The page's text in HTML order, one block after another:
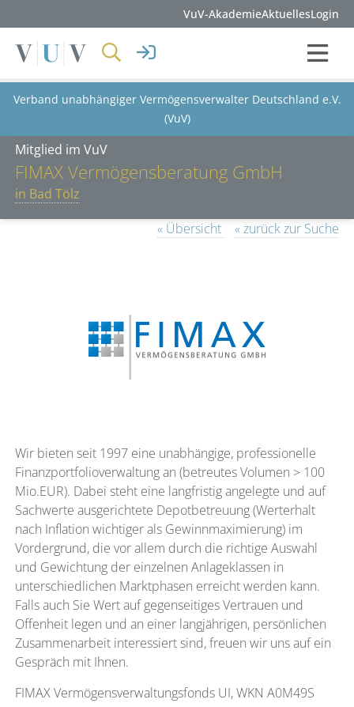
VuV-AkademieAktuellesLogin
Verband unabhängiger Vermögensverwalter Deutschland e.V.
(VuV)
Mitglied im VuV
FIMAX Vermögensberatung GmbH
in Bad Tölz
« Übersicht
« zurück zur Suche
Wir bieten seit 1997 eine unabhängige, professionelle
Finanzportfolioverwaltung an (betreutes Volumen > 100
Mio.EUR). Dabei steht eine langfristig angelegte und auf
Sachwerte ausgerichtete Depotbetreuung (Werterhalt
nach Inflation wichtiger als Gewinnmaximierung) im
Vordergrund, die vor allem durch die richtige Auswahl
und Gewichtung der einzelnen Anlageklassen in
unterschiedlichen Marktphasen erreicht werden kann.
Falls auch Sie Wert auf gegenseitiges Vertrauen und
Offenheit legen und an einer langjährigen, persönlichen
Zusammenarbeit interessiert sind, freuen wir uns auf ein
Gespräch mit Ihnen.
FIMAX Vermögensverwaltungsfonds UI, WKN A0M49S